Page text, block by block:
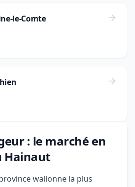
le-Comte
: le marché en
Hainaut
wallonne la plus